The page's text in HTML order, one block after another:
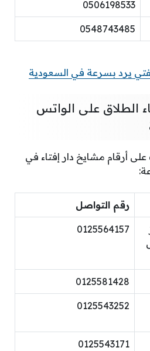
0506198533
0548743485
يرد بسرعة في السعودية
الطلاق على الواتس
أرقام مشايخ دار إفتاء في
رقم التواصل
0125564157
0125581428
0125543252
0125543171